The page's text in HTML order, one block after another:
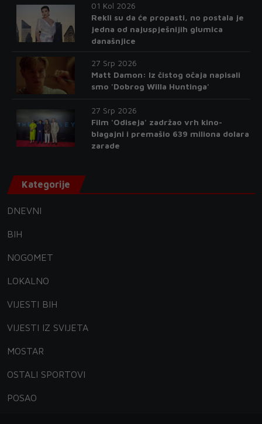
01 Kol 2026
Rekli su da će propasti, no postala je
jedna od najuspješnijih glumica
današnjice
27 Srp 2026
Matt Damon: Iz čistog očaja napisali
smo 'Dobrog Willa Huntinga'
27 Srp 2026
Film 'Odiseja' zadržao vrh kino-
blagajni i premašio 639 miliona dolara
zarade
Kategorije
DNEVNI
BIH
NOGOMET
LOKALNO
VIJESTI BIH
VIJESTI IZ SVIJETA
MOSTAR
OSTALI SPORTOVI
POSAO